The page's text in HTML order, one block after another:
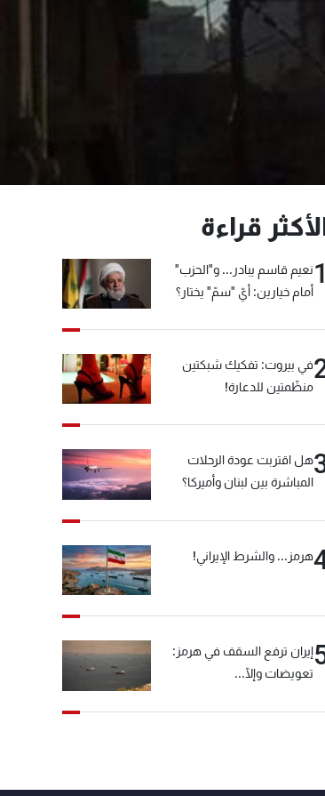
قراءة
1نعيم قاسم يبادر... و"الحزب"
أمام خيارين: أيّ "سمّ" يختار؟
في بيروت: تفكيك شبكتين
منظّمتين للدعارة!
هل اقتربت عودة الرحلات
المباشرة بين لبنان وأميركا؟
هرمز... والشرط الإيراني!
إيران ترفع السقف في هرمز:
تعويضات وإلّا...